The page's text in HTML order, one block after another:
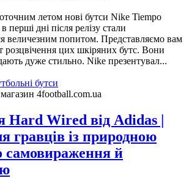
летом нові бутси Nike Tiempo
перші дні після релізу стали
величезним попитом. Представляємо вам
розцвічення цих шкіряних бутс. Вони
дуже стильно. Nike презентувал...
бутси
4football.com.ua
Hard Wired від Adidas |
гравців із природною
самовираження й